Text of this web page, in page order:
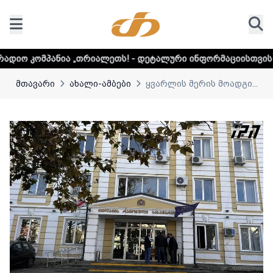
- დეტალური ინფორმაციისთვის დააკლიკეთ
მთავარი ახალი-ამბები ყვარლის მერის მოადგი...